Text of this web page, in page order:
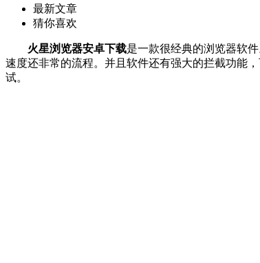
最新文章
猜你喜欢
火星浏览器安卓下载是一款很经典的浏览器软
速度还非常的流程。并且软件还有强大的拦截功能
试。